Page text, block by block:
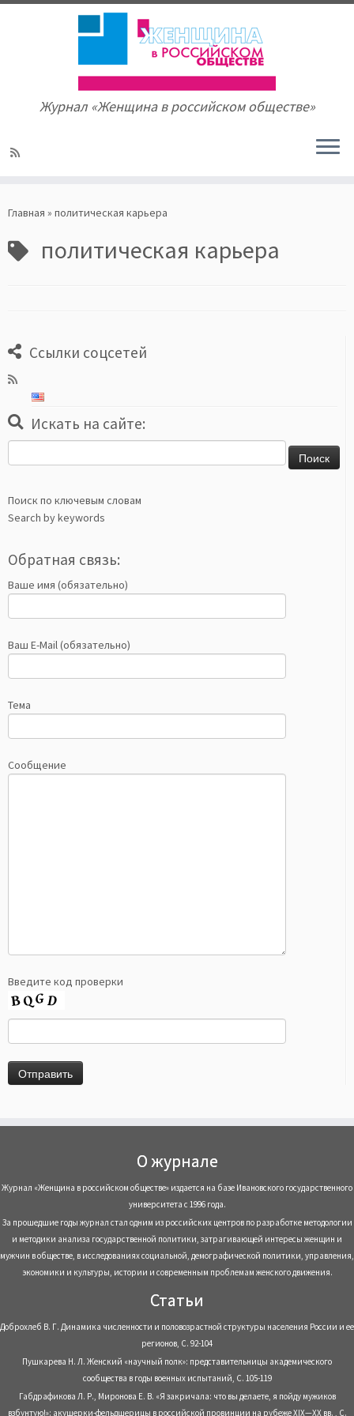
to
Журнал «Женщина в российском обществе»
Главная » политическая карьера
политическая карьера
Ссылки соцсетей
Искать на сайте:
Поиск по ключевым словам
Search by keywords
Обратная связь:
Ваше имя (обязательно)
Ваш E-Mail (обязательно)
Тема
Сообщение
Введите код проверки
О журнале
Журнал «Женщина в российском обществе» издается на базе Ивановского государственного
университета с 1996 года.
За прошедшие годы журнал стал одним из российских центров по разработке методологии
и методики анализа государственной политики, затрагивающей интересы женщин и
мужчин в обществе, в исследованиях социальной, демографической политики, управления,
экономики и культуры, истории и современным проблемам женского движения.
Статьи
Доброхлеб В. Г. Динамика численности и половозрастной структуры населения России и ее
регионов, С. 92-104
Пушкарева Н. Л. Женский «научный полк»: представительницы академического
сообщества в годы военных испытаний, С. 105-119
Габдрафикова Л. Р., Миронова Е. В. «Я закричала: что вы делаете, я пойду мужиков
взбунтую!»: акушерки-фельдшерицы в российской провинции на рубеже XIX—XX вв. , С.